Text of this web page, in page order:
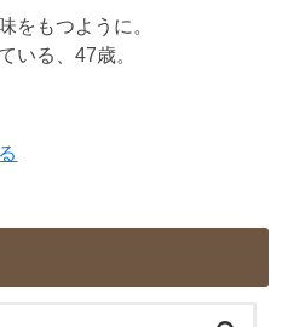
をもつように。
いる、47歳。